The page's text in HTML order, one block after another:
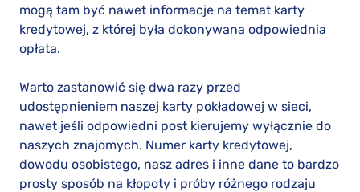
mogą tam być nawet informacje na temat karty
kredytowej, z której była dokonywana odpowiednia
opłata.
Warto zastanowić się dwa razy przed
udostępnieniem naszej karty pokładowej w sieci,
nawet jeśli odpowiedni post kierujemy wyłącznie do
naszych znajomych. Numer karty kredytowej,
dowodu osobistego, nasz adres i inne dane to bardzo
prosty sposób na kłopoty i próby różnego rodzaju